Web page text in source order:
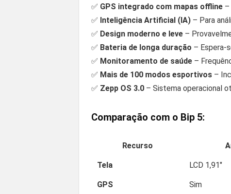
✅ GPS integrado com mapas offline –
✅ Inteligência Artificial (IA) – Para
✅ Design moderno e leve –
✅ Bateria de longa duração – Espera-
✅ Monitoramento de saúde –
✅ Mais de 100 modos esportivos –
✅ Zepp OS 3.0 – Sistema operacional
Comparação com o Bip 5:
Recurso
Tela LCD 1,91″
GPS Sim